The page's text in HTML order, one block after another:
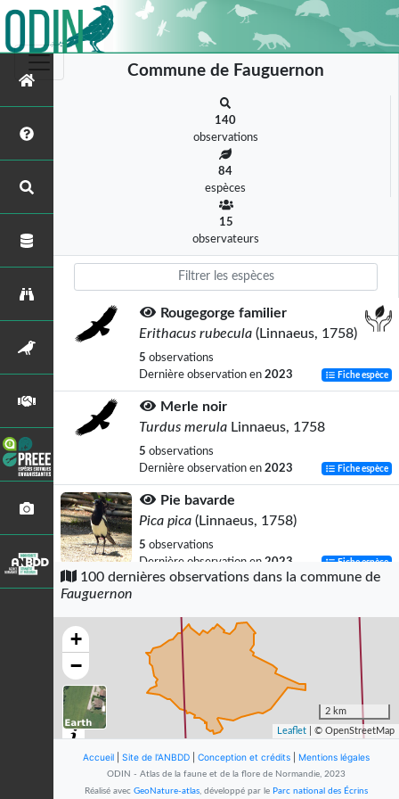
Commune de Fauguernon
140
observations
84
espèces
15
observateurs
Rougegorge familier
Erithacus rubecula (Linnaeus, 1758)
5 observations
Dernière observation en 2023 Fiche espèce
Merle noir
Turdus merula Linnaeus, 1758
5 observations
Dernière observation en 2023 Fiche espèce
Pie bavarde
Pica pica (Linnaeus, 1758)
5 observations
Dernière observation en 2023 Fiche espèce
Passer domesticus(Linnaeus, 1758)
observations
Dernière observation en
Fiche espèce
Pigeon ramier
Columba palumbus
Linnaeus, 1758
observations
Mésange charbonnière
100 dernières observations dans la commune de
Fauguernon
+
−
2 km
Leaflet | © OpenStreetMap
Accueil Site de l'ANBDD Conception et crédits Mentions légales
ODIN - Atlas de la faune et de la flore de Normandie, 2023
Réalisé avec GeoNature-atlas, développé par le Parc national des Écrins